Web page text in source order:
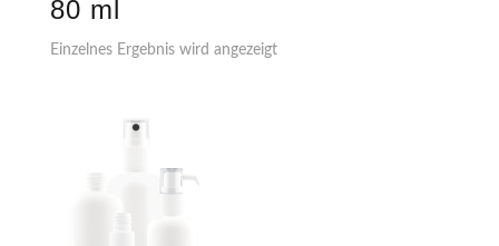
80 ml
Einzelnes Ergebnis wird angezeigt